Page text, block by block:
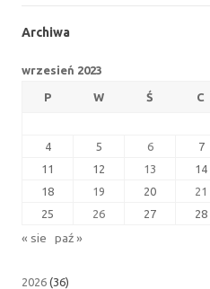
Archiwa
wrzesień 2023
P W Ś C
4
5 6 7
11
12 13 14
18
19 20 21
25
26 27 28
« sie paź »
2026 (36)